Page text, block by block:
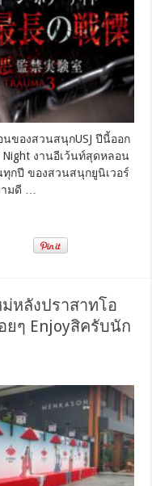
นของสวนสนุกUSJ ปีนี้ออก
งานอีเว้นท์สุดหลอน
กปี ของสวนสนุกยูนิเวอร์
มดี …
ม่หลังปราสาทโอ
ๆ Enjoyสิครับนัก